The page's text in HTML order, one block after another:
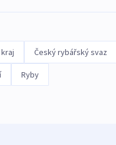
Český rybářský svaz
Ryby